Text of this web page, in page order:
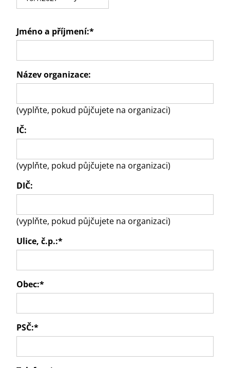
Jméno a příjmení:*
Název organizace:
(vyplňte, pokud půjčujete na organizaci)
IČ:
(vyplňte, pokud půjčujete na organizaci)
DIČ:
(vyplňte, pokud půjčujete na organizaci)
Ulice, č.p.:*
Obec:*
PSČ:*